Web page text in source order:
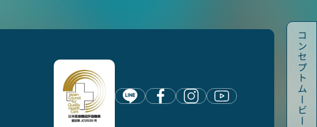
コンセプトムービー